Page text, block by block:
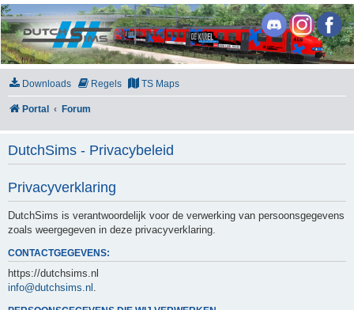
DutchSims
Downloads Regels TS Maps
Portal Forum
DutchSims - Privacybeleid
Privacyverklaring
DutchSims is verantwoordelijk voor de verwerking van persoonsgegevens
zoals weergegeven in deze privacyverklaring.
CONTACTGEGEVENS:
https://dutchsims.nl
info@dutchsims.nl